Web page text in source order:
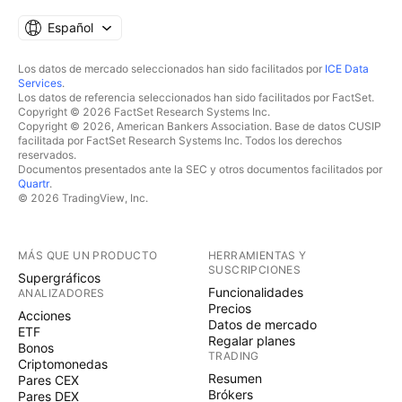
Español
Los datos de mercado seleccionados han sido facilitados por ICE Data
Services.
Los datos de referencia seleccionados han sido facilitados por FactSet.
Copyright © 2026 FactSet Research Systems Inc.
Copyright © 2026, American Bankers Association. Base de datos CUSIP
facilitada por FactSet Research Systems Inc. Todos los derechos
reservados.
Documentos presentados ante la SEC y otros documentos facilitados por
Quartr.
© 2026 TradingView, Inc.
MÁS QUE UN PRODUCTO
Supergráficos
ANALIZADORES
Acciones
ETF
Bonos
Criptomonedas
Pares CEX
Pares DEX
HERRAMIENTAS Y
SUSCRIPCIONES
Funcionalidades
Precios
Datos de mercado
Regalar planes
TRADING
Resumen
Brókers